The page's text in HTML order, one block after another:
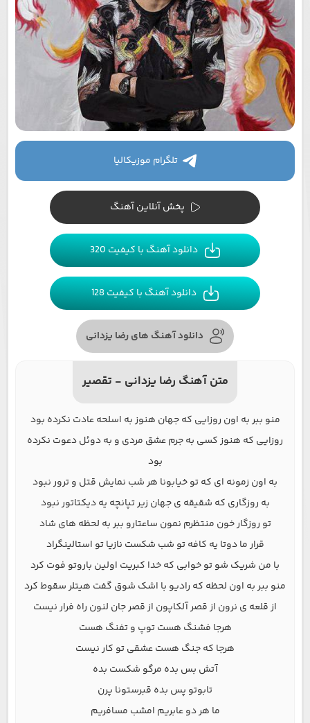
تلگرام موزیکالیا
پخش آنلاین آهنگ
دانلود آهنگ با کیفیت 320
دانلود آهنگ با کیفیت 128
دانلود آهنگ های رضا یزدانی
متن آهنگ رضا یزدانی - تقصیر
منو ببر به اون روزایی که جهان هنوز به اسلحه عادت نکرده بود
روزایی که هنوز کسی به جرم عشق مردی و به دوئل دعوت نکرده
بود
به اون زمونه ای که تو خیابونا هر شب نمایش قتل و ترور نبود
به روزگاری که شقیقه ی جهان زیر تپانچه یه دیکتاتور نبود
تو روزگار خون منتظرم نمون ساعتارو ببر به لحظه های شاد
قرار ما دوتا یه کافه تو شب شکست نازیا تو استالینگراد
با من شریک شو تو خوابی که خدا کبریت اولین باروتو فوت کرد
منو ببر به اون لحظه که رادیو با اشک شوق گفت هیتلر سقوط کرد
از قلعه ی نرون از قصر آلکاپون از قصر جان لنون راه فرار نیست
هرجا فشنگ هست توپ و تفنگ هست
هرجا که جنگ هست عشقی تو کار نیست
آتش بس بده مرگو شکست بده
تابوتو پس بده قبرستونا پرن
ما هر دو عابریم امشب مسافریم